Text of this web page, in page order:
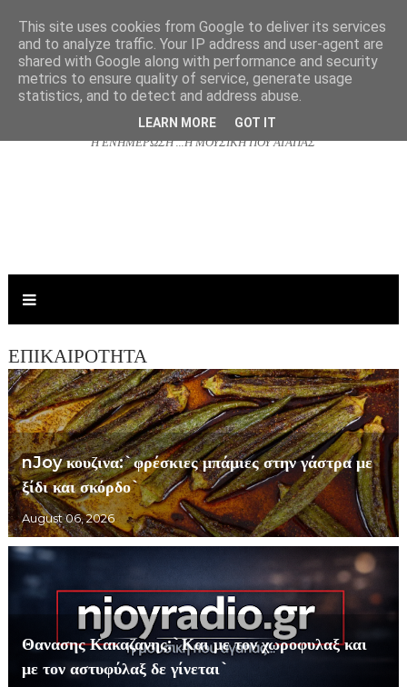
NJOYRADIO.GR
Η ΕΝΗΜΕΡΩΣΗ ...Η ΜΟΥΣΙΚΗ ΠΟΥ ΑΓΑΠΑΣ
ΕΠΙΚΑΙΡΟΤΗΤΑ
nJoy κουζινα:`φρέσκιες μπάμιες στην γάστρα με
ξίδι και σκόρδο`
August 06, 2026
Θανασης Κακαζανης:`Και με τον χωροφυλαξ και
με τον αστυφύλαξ δε γίνεται`
This site uses cookies from Google to deliver its services
and to analyze traffic. Your IP address and user-agent are
shared with Google along with performance and security
metrics to ensure quality of service, generate usage
statistics, and to detect and address abuse.
LEARN MORE GOT IT